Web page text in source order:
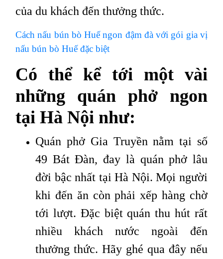
của du khách đến thưởng thức.
Cách nấu bún bò Huế ngon đậm đà với gói gia vị
nấu bún bò Huế đặc biệt
Có thể kể tới một vài
những quán phở ngon
tại Hà Nội như:
Quán phở Gia Truyền nằm tại số
49 Bát Đàn, đay là quán phở lâu
đời bậc nhất tại Hà Nội. Mọi người
khi đến ăn còn phải xếp hàng chờ
tới lượt. Đặc biệt quán thu hút rất
nhiều khách nước ngoài đến
thưởng thức. Hãy ghé qua đây nếu